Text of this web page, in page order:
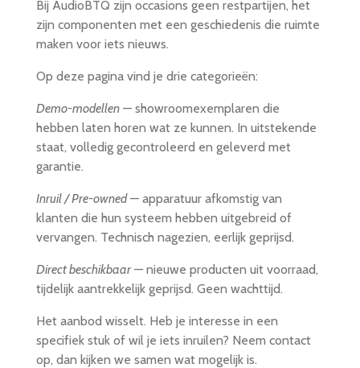
Bij AudioBTQ zijn occasions geen restpartijen, het
zijn componenten met een geschiedenis die ruimte
maken voor iets nieuws.
Op deze pagina vind je drie categorieën:
Demo-modellen— showroomexemplaren die
hebben laten horen wat ze kunnen. In uitstekende
staat, volledig gecontroleerd en geleverd met
garantie.
Inruil / Pre-owned— apparatuur afkomstig van
klanten die hun systeem hebben uitgebreid of
vervangen. Technisch nagezien, eerlijk geprijsd.
Direct beschikbaar— nieuwe producten uit voorraad,
tijdelijk aantrekkelijk geprijsd. Geen wachttijd.
Het aanbod wisselt. Heb je interesse in een
specifiek stuk of wil je iets inruilen? Neem contact
op, dan kijken we samen wat mogelijk is.